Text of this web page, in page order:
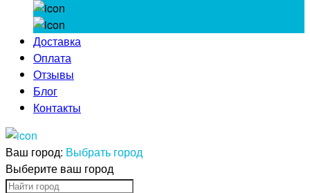
Доставка
Оплата
Отзывы
Блог
Контакты
Ваш город: Выбрать город
Выберите ваш город